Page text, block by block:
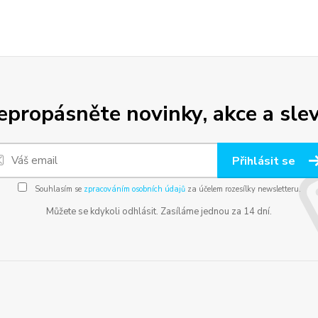
novinky, akce a
Přihlásit se
Souhlasím se zpracováním osobních údajůza účelem rozesílky newsletteru.
Můžete se kdykoli odhlásit. Zasíláme jednou za 14 dní.